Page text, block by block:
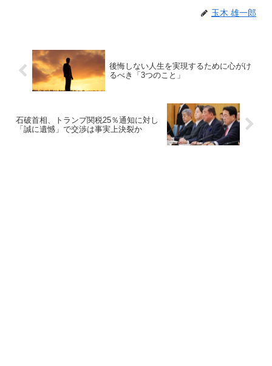
玉木 雄一郎
後悔しない人生を実現するために心がけ
るべき「3つのこと」
石破首相、トランプ関税25％通知に対し
「誠に遺憾」で交渉は事実上決裂か